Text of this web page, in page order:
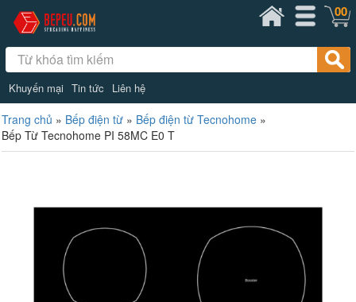
Khuyến mại Tin tức Liên hệ
00
Trang chủ » Bếp điện từ » Bếp điện từ Tecnohome »
Bếp Từ Tecnohome PI 58MC E0 T